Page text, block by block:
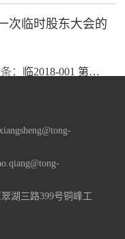
次临时股东大会的
： 临2018-001 第七届董事会第二十五次会议决议公告
湖三路399号铜峰工